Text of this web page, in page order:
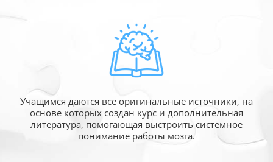
Учащимся даются все оригинальные источники, на
основе которых создан курс и дополнительная
литература, помогающая выстроить системное
понимание работы мозга.